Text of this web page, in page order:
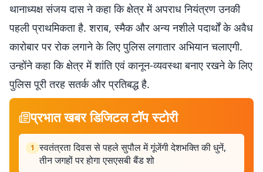
थानाध्यक्ष संजय दास ने कहा कि क्षेत्र में अपराध नियंत्रण उनकी
पहली प्राथमिकता है. शराब, स्मैक और अन्य नशीले पदार्थों के अवैध
कारोबार पर रोक लगाने के लिए पुलिस लगातार अभियान चलाएगी.
उन्होंने कहा कि क्षेत्र में शांति एवं कानून-व्यवस्था बनाए रखने के लिए
पुलिस पूरी तरह सतर्क और प्रतिबद्ध है.
प्रभात खबर डिजिटल टॉप स्टोरी
1 स्वतंत्रता दिवस से पहले सुपौल में गूंजेंगी देशभक्ति की धुनें,
तीन जगहों पर होगा एसएसबी बैंड शो